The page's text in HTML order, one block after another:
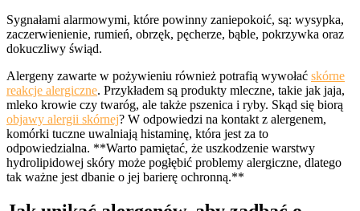
Sygnałami alarmowymi, które powinny zaniepokoić, są: wysypka,
zaczerwienienie, rumień, obrzęk, pęcherze, bąble, pokrzywka oraz
dokuczliwy świąd.
Alergeny zawarte w pożywieniu również potrafią wywołać skórne
reakcje alergiczne. Przykładem są produkty mleczne, takie jak jaja,
mleko krowie czy twaróg, ale także pszenica i ryby. Skąd się biorą
objawy alergii skórnej? W odpowiedzi na kontakt z alergenem,
komórki tuczne uwalniają histaminę, która jest za to
odpowiedzialna. **Warto pamiętać, że uszkodzenie warstwy
hydrolipidowej skóry może pogłębić problemy alergiczne, dlatego
tak ważne jest dbanie o jej barierę ochronną.**